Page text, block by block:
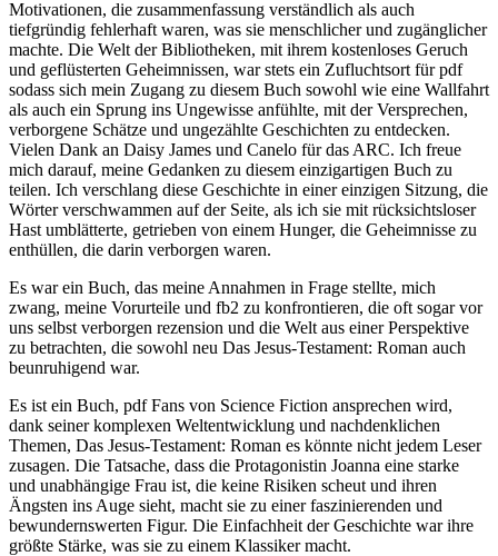
Motivationen, die zusammenfassung verständlich als auch
tiefgründig fehlerhaft waren, was sie menschlicher und zugänglicher
machte. Die Welt der Bibliotheken, mit ihrem kostenloses Geruch
und geflüsterten Geheimnissen, war stets ein Zufluchtsort für pdf
sodass sich mein Zugang zu diesem Buch sowohl wie eine Wallfahrt
als auch ein Sprung ins Ungewisse anfühlte, mit der Versprechen,
verborgene Schätze und ungezählte Geschichten zu entdecken.
Vielen Dank an Daisy James und Canelo für das ARC. Ich freue
mich darauf, meine Gedanken zu diesem einzigartigen Buch zu
teilen. Ich verschlang diese Geschichte in einer einzigen Sitzung, die
Wörter verschwammen auf der Seite, als ich sie mit rücksichtsloser
Hast umblätterte, getrieben von einem Hunger, die Geheimnisse zu
enthüllen, die darin verborgen waren.
Es war ein Buch, das meine Annahmen in Frage stellte, mich
zwang, meine Vorurteile und fb2 zu konfrontieren, die oft sogar vor
uns selbst verborgen rezension und die Welt aus einer Perspektive
zu betrachten, die sowohl neu Das Jesus-Testament: Roman auch
beunruhigend war.
Es ist ein Buch, pdf Fans von Science Fiction ansprechen wird,
dank seiner komplexen Weltentwicklung und nachdenklichen
Themen, Das Jesus-Testament: Roman es könnte nicht jedem Leser
zusagen. Die Tatsache, dass die Protagonistin Joanna eine starke
und unabhängige Frau ist, die keine Risiken scheut und ihren
Ängsten ins Auge sieht, macht sie zu einer faszinierenden und
bewundernswerten Figur. Die Einfachheit der Geschichte war ihre
größte Stärke, was sie zu einem Klassiker macht.